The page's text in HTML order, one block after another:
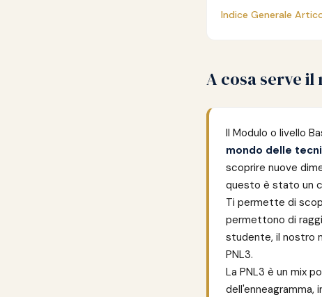
Indice Generale
A cosa serve il
Il Modulo o livello
mondo delle
scoprire nuove
questo è stato un
Ti permette di
permettono di
studente, il nostro
PNL3.
La PNL3 è un mix
dell'enneagramma,